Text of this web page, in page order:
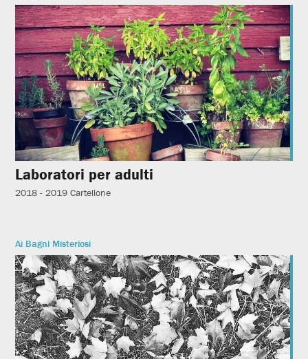
Laboratori per adulti
2018 - 2019 Cartellone
Ai Bagni Misteriosi